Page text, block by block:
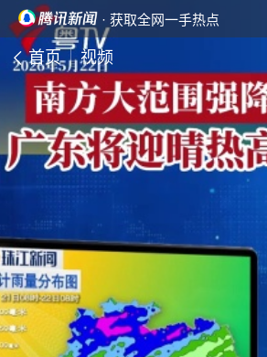
· 获取全网一手热点
首页 视频